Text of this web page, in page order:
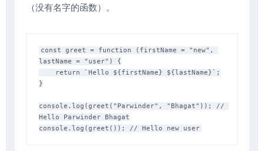
（没有名字的函数）。
const greet = function (firstName = "new",
lastName = "user") {
}
console.log(greet("Parwinder", "Bhagat")); //
Hello Parwinder Bhagat